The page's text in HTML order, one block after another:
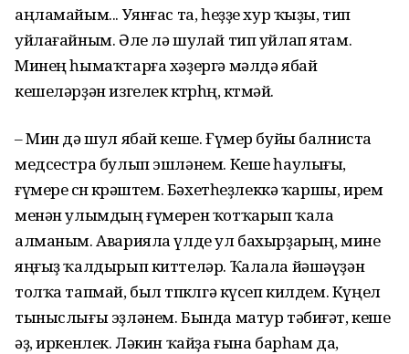
аңламайым... Уянғас та, һеҙҙе хур ҡыҙы, тип
уйлағайным. Әле лә шулай тип уйлап ятам.
Минең һымаҡтарға хәҙергә мәлдә ябай
кешеләрҙән изгелек көтөрһөң, көтмәй.
– Мин дә шул ябай кеше. Ғүмер буйы балниста
медсестра булып эшләнем. Кеше һаулығы,
ғүмере өсөн көрәштем. Бәхетһеҙлеккә ҡаршы, ирем
менән улымдың ғүмерен ҡотҡарып ҡала
алманым. Аварияла үлде ул бахырҙарың, мине
яңғыҙ ҡалдырып киттеләр. Ҡалала йәшәүҙән
толҡа тапмай, был төпкөлгә күсеп килдем. Күңел
тыныслығы эҙләнем. Бында матур тәбиғәт, кеше
әҙ, иркенлек. Ләкин ҡайҙа ғына барһам да,